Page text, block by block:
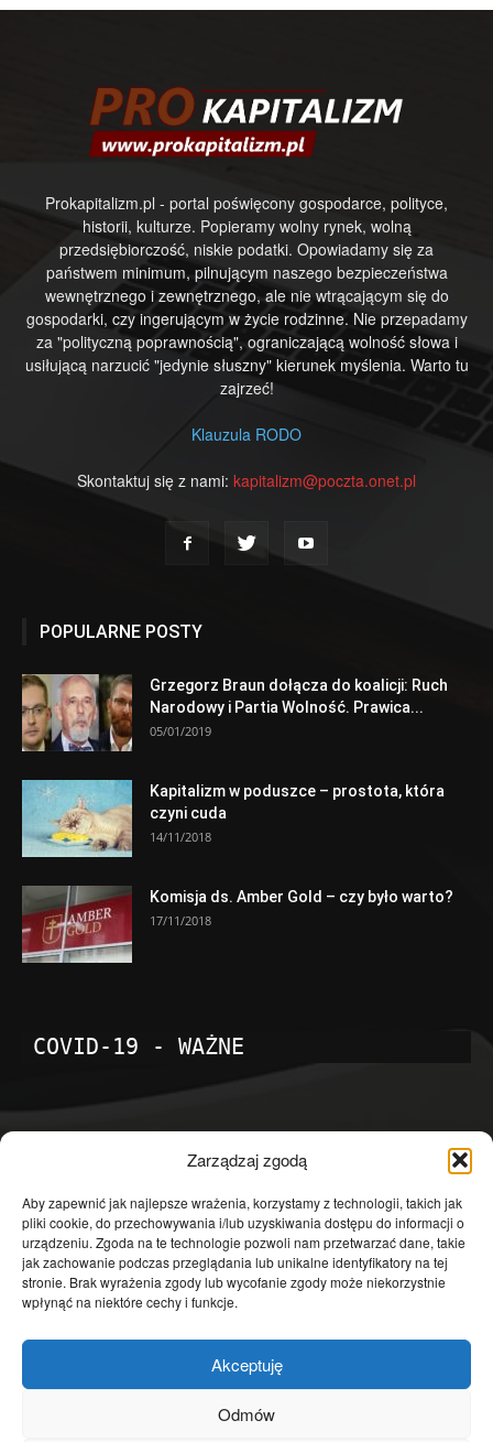
Zarządzaj zgodą
Aby zapewnić jak najlepsze wrażenia, korzystamy z technologii, takich jak
pliki cookie, do przechowywania i/lub uzyskiwania dostępu do informacji o
urządzeniu. Zgoda na te technologie pozwoli nam przetwarzać dane, takie
jak zachowanie podczas przeglądania lub unikalne identyfikatory na tej
stronie. Brak wyrażenia zgody lub wycofanie zgody może niekorzystnie
wpłynąć na niektóre cechy i funkcje.
Akceptuję
Odmów
Prokapitalizm.pl - portal poświęcony gospodarce, polityce,
historii, kulturze. Popieramy wolny rynek, wolną
przedsiębiorczość, niskie podatki. Opowiadamy się za
państwem minimum, pilnującym naszego bezpieczeństwa
wewnętrznego i zewnętrznego, ale nie wtrącającym się do
gospodarki, czy ingerującym w życie rodzinne. Nie przepadamy
za "polityczną poprawnością", ograniczającą wolność słowa i
usiłującą narzucić "jedynie słuszny" kierunek myślenia. Warto tu
zajrzeć!
Klauzula RODO
Skontaktuj się z nami: kapitalizm@poczta.onet.pl
POPULARNE POSTY
Grzegorz Braun dołącza do koalicji: Ruch
Narodowy i Partia Wolność. Prawica...
05/01/2019
Kapitalizm w poduszce – prostota, która
czyni cuda
14/11/2018
Komisja ds. Amber Gold – czy było warto?
17/11/2018
COVID-19 - WAŻNE
Temat dnia
4602
Publicystyka
4364
Polityka
3640
Polska
Społeczeństwo
2823